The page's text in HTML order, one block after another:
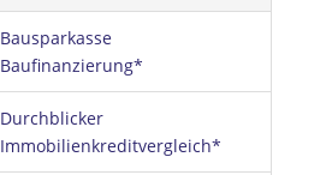
Bausparkasse
Baufinanzierung*
Durchblicker
Immobilienkreditvergleich*